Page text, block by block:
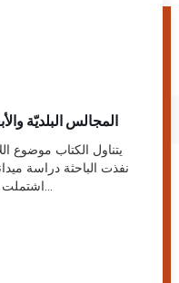
المجالس البلديّة
يتناول الكتاب موضوع
اشتملت على مسح شامل للبلديات في محافظ...